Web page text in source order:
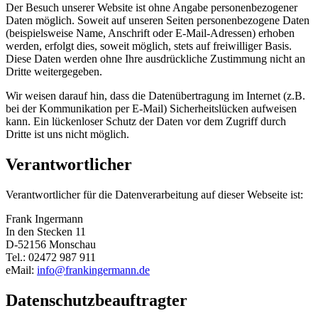
Der Besuch unserer Website ist ohne Angabe personenbezogener
Daten möglich. Soweit auf unseren Seiten personenbezogene Daten
(beispielsweise Name, Anschrift oder E-Mail-Adressen) erhoben
werden, erfolgt dies, soweit möglich, stets auf freiwilliger Basis.
Diese Daten werden ohne Ihre ausdrückliche Zustimmung nicht an
Dritte weitergegeben.
Wir weisen darauf hin, dass die Datenübertragung im Internet (z.B.
bei der Kommunikation per E-Mail) Sicherheitslücken aufweisen
kann. Ein lückenloser Schutz der Daten vor dem Zugriff durch
Dritte ist uns nicht möglich.
Verantwortlicher
Verantwortlicher für die Datenverarbeitung auf dieser Webseite ist:
Frank Ingermann
In den Stecken 11
D-52156 Monschau
Tel.: 02472 987 911
eMail: info@frankingermann.de
Datenschutzbeauftragter